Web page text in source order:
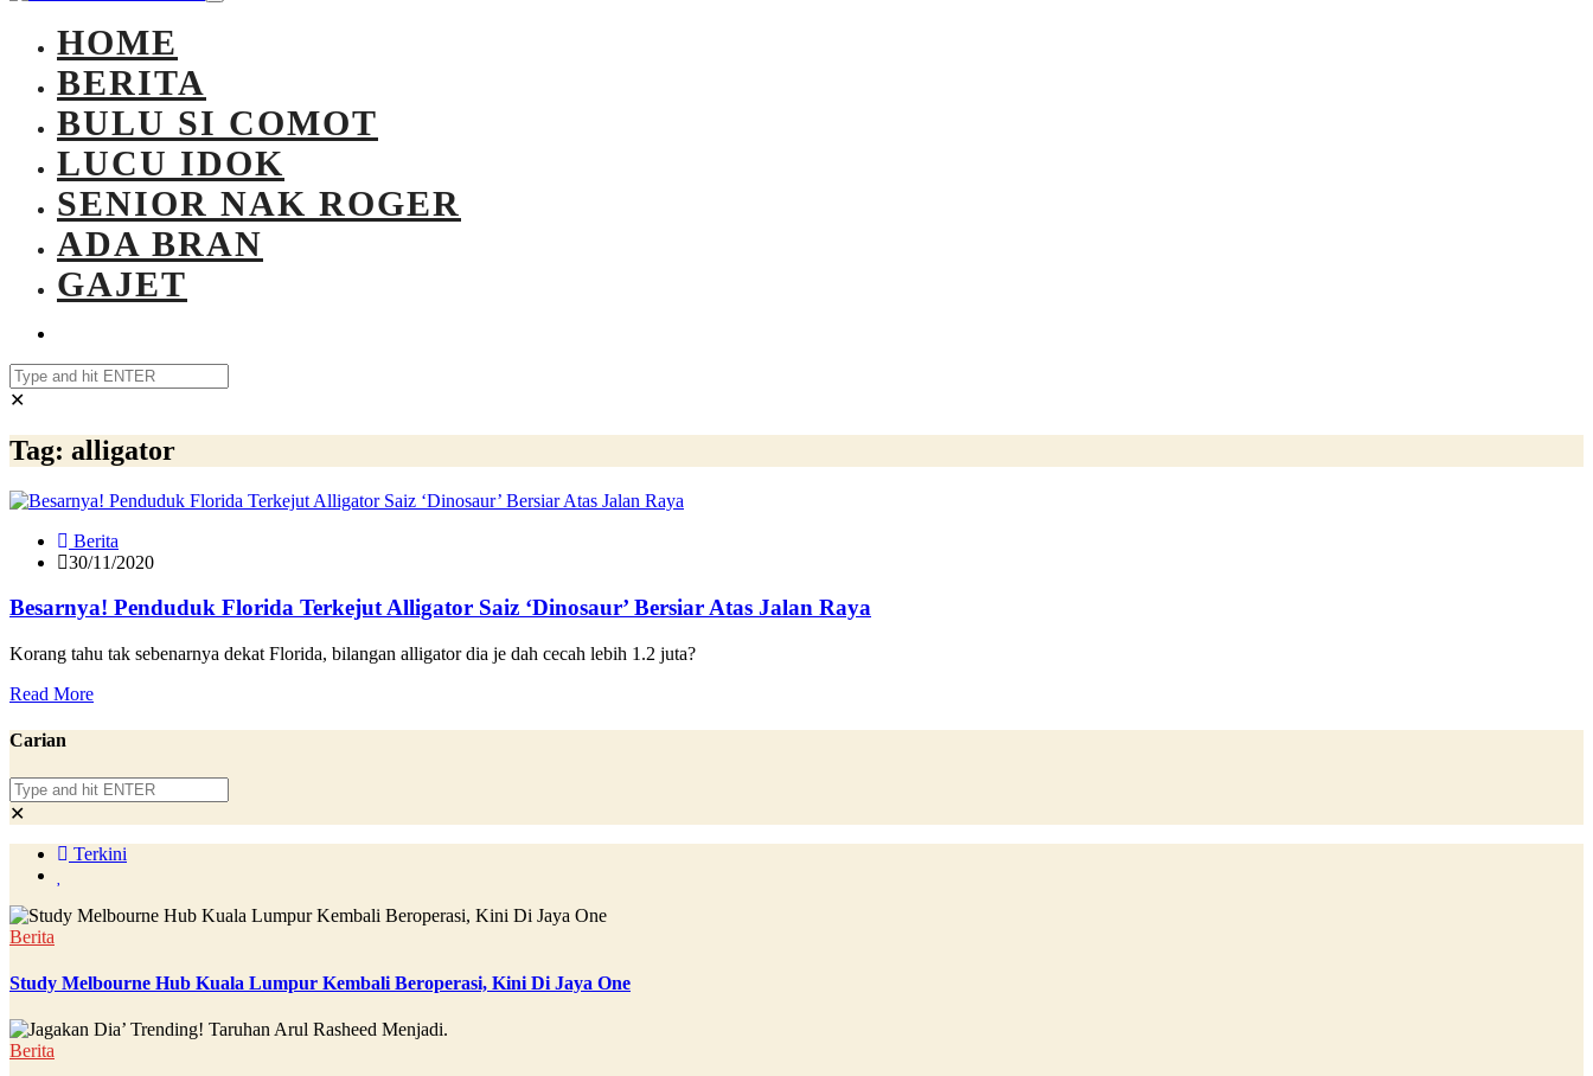
HOME
BERITA
BULU SI COMOT
LUCU IDOK
SENIOR NAK ROGER
ADA BRAN
GAJET
✕
Tag: alligator
Berita
30/11/2020
Besarnya! Penduduk Florida Terkejut Alligator Saiz ‘Dinosaur’ Bersiar Atas Jalan Raya
Korang tahu tak sebenarnya dekat Florida, bilangan alligator dia je dah cecah lebih 1.2 juta?
Read More
Carian
✕
Terkini
Berita
Study Melbourne Hub Kuala Lumpur Kembali Beroperasi, Kini Di Jaya One
Berita